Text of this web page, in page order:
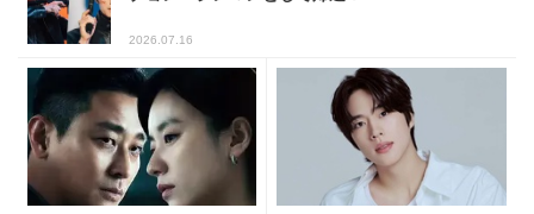
2026.07.16